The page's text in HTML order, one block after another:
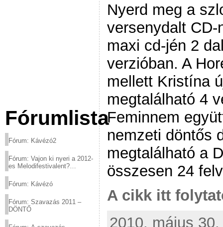
Fórumlista
Fórum: Kávézó2
Fórum: Vajon ki nyeri a 2012-
es Melodifestivalent?
Fórum: Kávézó
Fórum: Szavazás 2011 –
DÖNTŐ
Nyerd meg a
versenydalt
maxi cd-jén 2
verzióban. A
mellett Kristína
megtalálható 4
Feminnem
nemzeti döntős
megtalálható a
összesen 24
A cikk itt
2010. május